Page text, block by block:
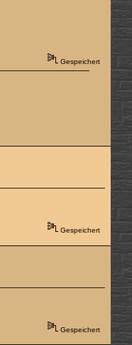
Gespeichert
Gespeichert
Gespeichert